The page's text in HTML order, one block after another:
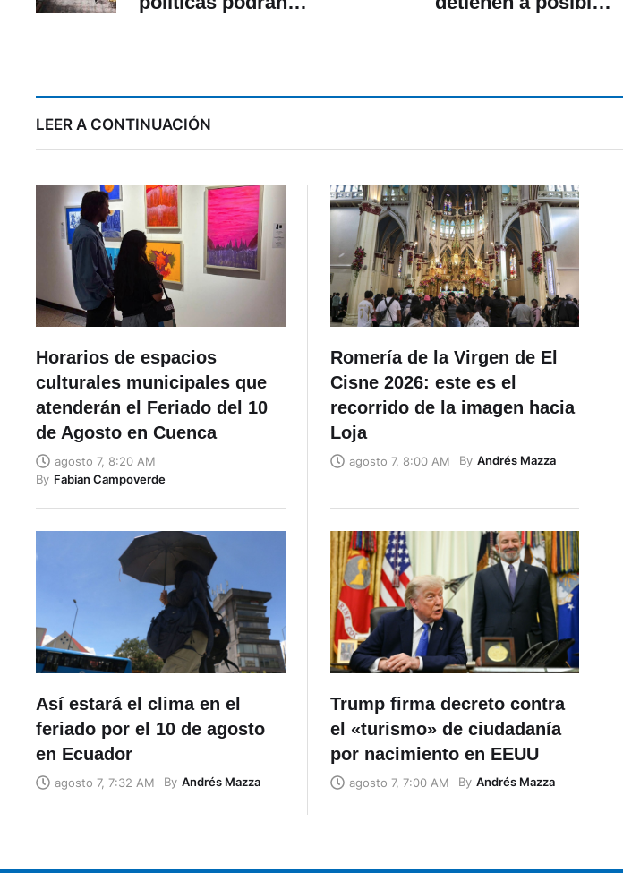
LEER A CONTINUACIÓN
Horarios de espacios
culturales municipales que
atenderán el Feriado del 10
de Agosto en Cuenca
agosto 7, 8:20 AM
By Fabian Campoverde
Romería de la Virgen de El
Cisne 2026: este es el
recorrido de la imagen hacia
Loja
agosto 7, 8:00 AM By Andrés Mazza
Así estará el clima en el
feriado por el 10 de agosto
en Ecuador
agosto 7, 7:32 AM By Andrés Mazza
Trump firma decreto contra
el «turismo» de ciudadanía
por nacimiento en EEUU
agosto 7, 7:00 AM By Andrés Mazza